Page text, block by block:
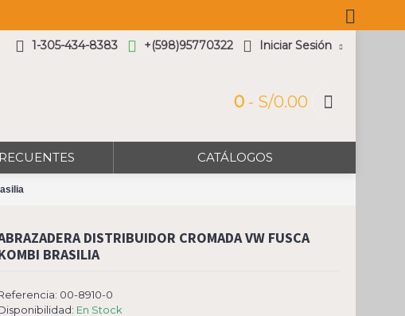
1-305-434-8383 +(598)95770322 Iniciar Sesión
0 - S/0.00
CATÁLOGOS
DISTRIBUIDOR CROMADA VW FUSCA
BRASILIA
00-8910-0
En Stock